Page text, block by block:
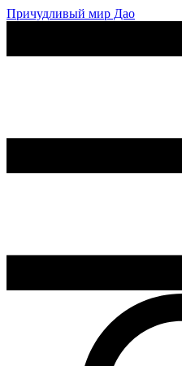
Причудливый мир Дао